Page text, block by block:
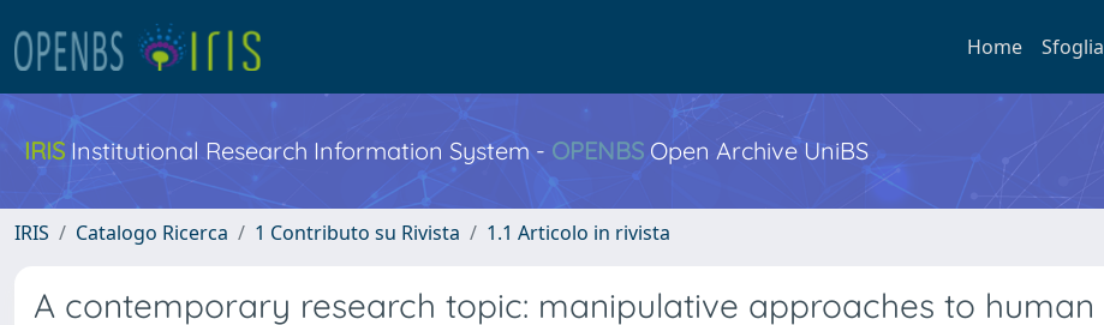
Home Sfoglia
IRIS Institutional Research Information System - OPENBS Open Archive UniBS
IRIS Catalogo Ricerca 1 Contributo su Rivista 1.1 Articolo in rivista
A contemporary research topic: manipulative approaches to human